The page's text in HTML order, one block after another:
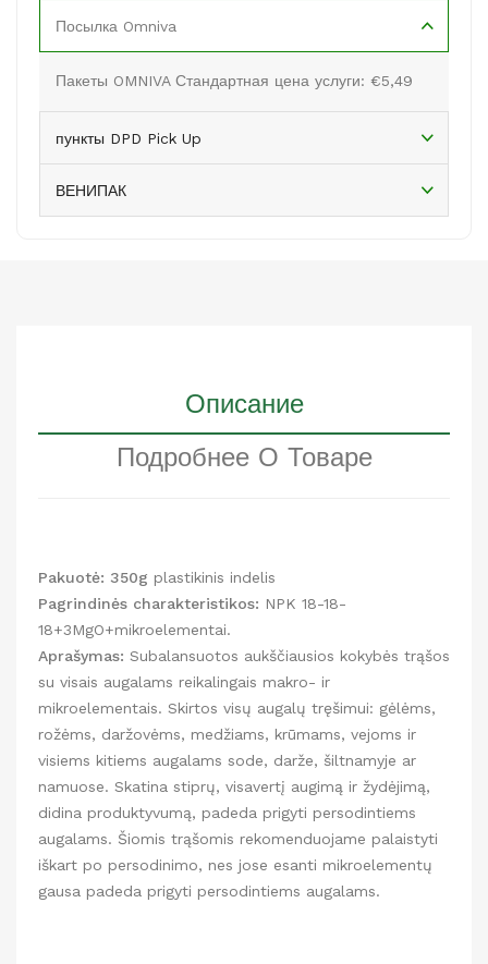
Посылка Omniva
Пакеты OMNIVA Стандартная цена услуги: €5,49
пункты DPD Pick Up
ВЕНИПАК
Описание
Подробнее О Товаре
Pakuotė: 350g plastikinis indelis
Pagrindinės charakteristikos: NPK 18-18-
18+3MgO+mikroelementai.
Aprašymas: Subalansuotos aukščiausios kokybės trąšos
su visais augalams reikalingais makro- ir
mikroelementais. Skirtos visų augalų tręšimui: gėlėms,
rožėms, daržovėms, medžiams, krūmams, vejoms ir
visiems kitiems augalams sode, darže, šiltnamyje ar
namuose. Skatina stiprų, visavertį augimą ir žydėjimą,
didina produktyvumą, padeda prigyti persodintiems
augalams. Šiomis trąšomis rekomenduojame palaistyti
iškart po persodinimo, nes jose esanti mikroelementų
gausa padeda prigyti persodintiems augalams.